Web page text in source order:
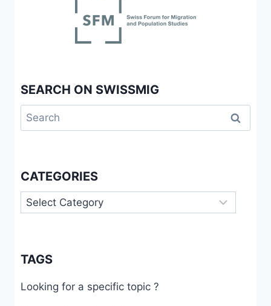
PORTUGAIS
EN
SEARCH ON SWISSMIG
Search
for:
CATEGORIES
Categories
TAGS
Looking for a specific topic ?